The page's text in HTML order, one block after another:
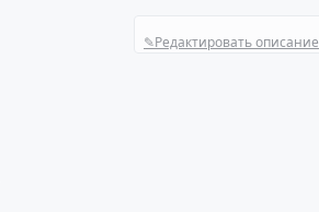
✎Редактировать описание